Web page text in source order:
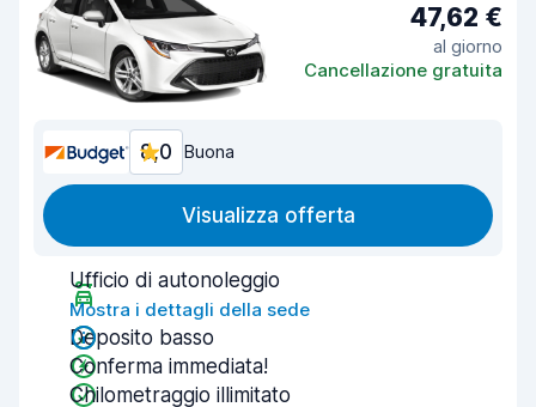
47,62 €
al giorno
Cancellazione gratuita
8,0 Buona
Visualizza offerta
Ufficio di autonoleggio
Mostra i dettagli della sede
Deposito basso
Conferma immediata!
Chilometraggio illimitato